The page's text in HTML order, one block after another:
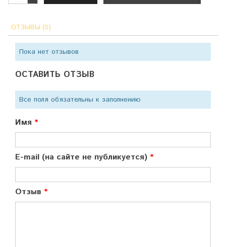
ОТЗЫВЫ (0)
Пока нет отзывов
ОСТАВИТЬ ОТЗЫВ
Все поля обязательны к заполнению
Имя
E-mail (на сайте не публикуется)
Отзыв